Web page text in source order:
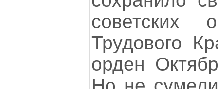
советских
Трудового
орден